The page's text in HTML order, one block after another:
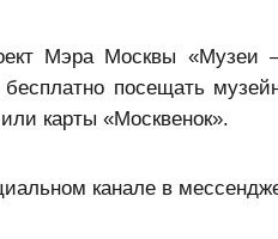
Мэра Москвы
посещать
карты «Москвенок».
канале в